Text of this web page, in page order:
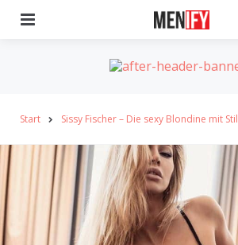
Start Sissy Fischer – Die sexy Blondine mit Stil